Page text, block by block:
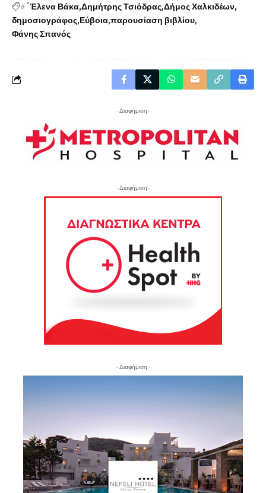
# ΄Έλενα Βάκα Δημήτρης Τσιόδρας Δήμος Χαλκιδέων
δημοσιογράφος Εύβοια παρουσίαση βιβλίου
Φάνης Σπανός
- Διαφήμιση -
- Διαφήμιση -
- Διαφήμιση -